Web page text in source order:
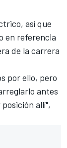
así que
en referencia
de la carrera
por ello, pero
antes
allí",